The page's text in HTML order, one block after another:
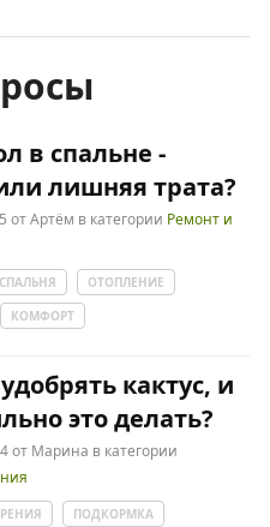
в спальне -
лишняя трата?
отАртём в категории Ремонт и
СПАЛЬНЯ
ОТОПЛЕНИЕ
КОМФОРТ
кактус, и
это делать?
от Марина в категории
ПОДКОРМКА